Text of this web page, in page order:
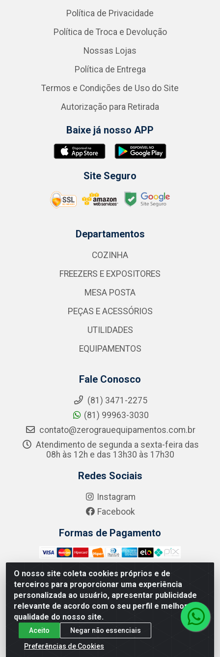
O nosso site coleta cookies próprios e de
terceiros para proporcionar uma experiência
personalizada ao usuário, apresentar publicidade
relevante de acordo com o seu perfil e melhorar a
qualidade do nosso site.
Aceito
Negar não essenciais
Preferências de Cookies
Política de Privacidade
Política de Troca e Devolução
Nossas Lojas
Política de Entrega
Termos e Condições de Uso do Site
Autorização para Retirada
Baixe já nosso APP
Site Seguro
Departamentos
COZINHA
FREEZERS E EXPOSITORES
MESA POSTA
PEÇAS E ACESSÓRIOS
UTILIDADES
EQUIPAMENTOS
Fale Conosco
(81) 3471-2275
(81) 99963-3030
contato@zerograuequipamentos.com.br
Atendimento de segunda a sexta-feira das
08h às 12h e das 13h30 às 17h30
Redes Sociais
Instagram
Facebook
Formas de Pagamento
Zero Grau - Rua Jean Emile Favre, 746 - Ipsep,
Recife/PE - CEP 51.190-450 - CNPJ 09.132.989/0001-61